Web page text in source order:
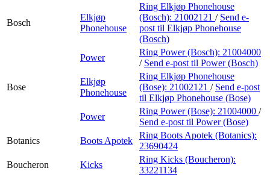
Bosch
Elkjøp
Phonehouse
Ring Elkjøp Phonehouse
(Bosch): 21002121 / Send e-
post til Elkjøp Phonehouse
(Bosch)
Power
Ring Power (Bosch): 21004000
/ Send e-post til Power (Bosch)
Bose
Elkjøp
Phonehouse
Ring Elkjøp Phonehouse
(Bose): 21002121 / Send e-post
til Elkjøp Phonehouse (Bose)
Power
Ring Power (Bose): 21004000 /
Send e-post til Power (Bose)
Botanics
Boots Apotek
Ring Boots Apotek (Botanics):
23690424
Boucheron
Kicks
Ring Kicks (Boucheron):
33221134